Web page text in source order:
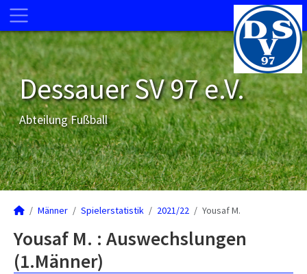
Dessauer SV 97 e.V.
Abteilung Fußball
Männer Spielerstatistik 2021/22 Yousaf M.
Yousaf M. : Auswechslungen
(1.Männer)